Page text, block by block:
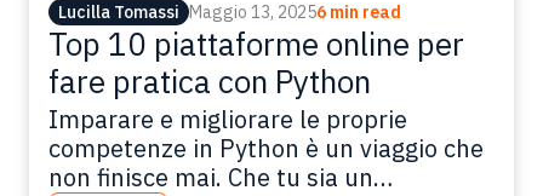
Lucilla Tomassi Maggio 13, 20256 min read
Top 10 piattaforme online per
fare pratica con Python
Imparare e migliorare le proprie
competenze in Python è un viaggio che
non finisce mai. Che tu sia un